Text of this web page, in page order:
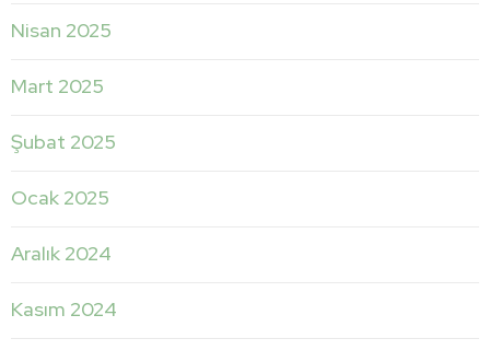
Nisan 2025
Mart 2025
Şubat 2025
Ocak 2025
Aralık 2024
Kasım 2024